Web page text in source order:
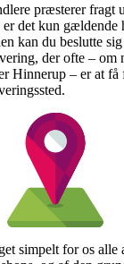
præsterer fragt
det kun gældende
kan du beslutte
der ofte – om
Hinnerup – er at få
simpelt for os alle